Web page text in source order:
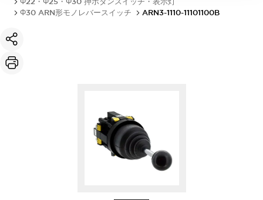
Φ30 ARN形モノレバースイッチ
ARN3-1110-11101100B